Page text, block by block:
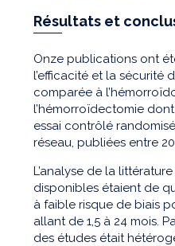
Résultats et
Onze publications ont
l’efficacité et la sécurité
comparée à
l’hémorroïdectomie
essai contrôlé
réseau, publiées entre
L’analyse de la
disponibles étaient de
à faible risque de biais
allant de 1,5 à 24 mois.
des études était